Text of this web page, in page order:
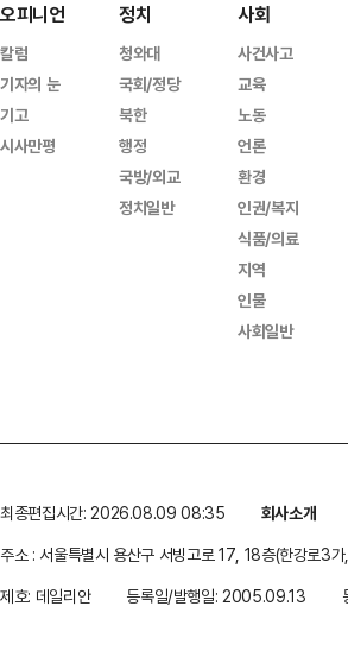
오피니언
칼럼
기자의 눈
기고
시사만평
정치
청와대
국회/정당
북한
행정
국방/외교
정치일반
사회
사건사고
교육
노동
언론
환경
인권/복지
식품/의료
지역
인물
사회일반
최종편집시간: 2026.08.09 08:35 회사소개
주소 : 서울특별시 용산구 서빙고로 17, 18층(한강로3
제호: 데일리안
등록일/발행일: 2005.09.13